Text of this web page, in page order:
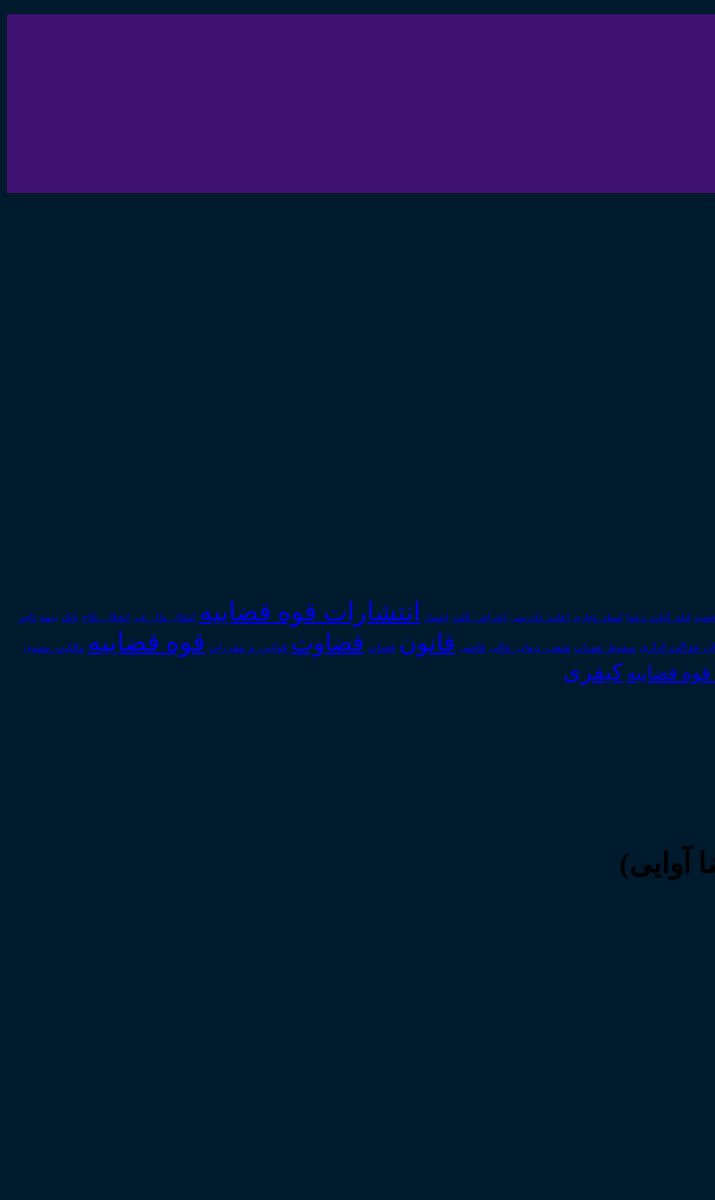
ادله_اثبات_دعوا اسناد_تجاری اعاده_دادرسی اعتراض_ثالث اعسار انتشارات قوه قضاییه انتقال_مال_غیر انحلال_نکاح بانک بیمه تاجر
عدالت اداری سقوط_تعهدات شعب_دیوان_عالی قاضی قانون قضات قضاوت قوانین_و_مقررات قوه قضاییه مالکیت_معنوی
قضاییه کیفری
آوایی)